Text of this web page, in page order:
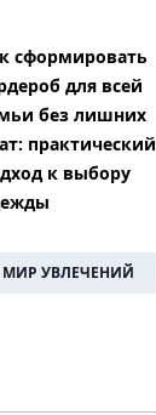
сформировать
для всей
без лишних
практический
к выбору
МИР УВЛЕЧЕНИЙ